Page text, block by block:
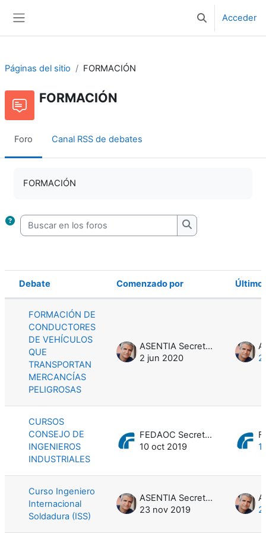
Selector de
Acceder
Páginas del sitio FORMACIÓN
FORMACIÓN
Foro Canal RSS de debates
FORMACIÓN
Buscar en los foros
Buscar en los foros
Mostrando 7 de 7 discusiones
Estado
Debate Comenzado por Último
FORMACIÓN DE
CONDUCTORES
DE VEHÍCULOS
QUE
TRANSPORTAN
MERCANCÍAS
PELIGROSAS
ASENTIA Secretario Jesús Méntrida Pisano
2 jun 2020
2
CURSOS
CONSEJO DE
INGENIEROS
INDUSTRIALES
FEDAOC Secretaría General Belén Hernández
10 oct 2019
Curso Ingeniero
Internacional
Soldadura (ISS)
ASENTIA Secretario Jesús Méntrida Pisano
23 nov 2019